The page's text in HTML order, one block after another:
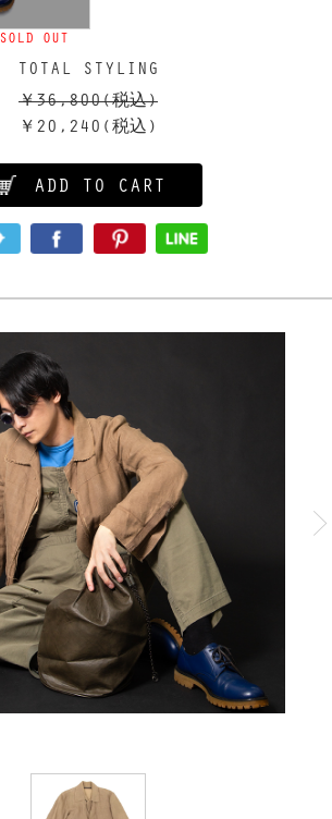
SOLD OUT
TOTAL STYLING
￥36,800(税込)
￥20,240 (税込)
ADD TO CART